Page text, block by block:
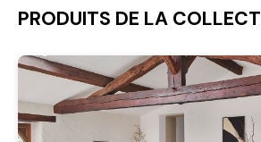
PRODUITS DE LA